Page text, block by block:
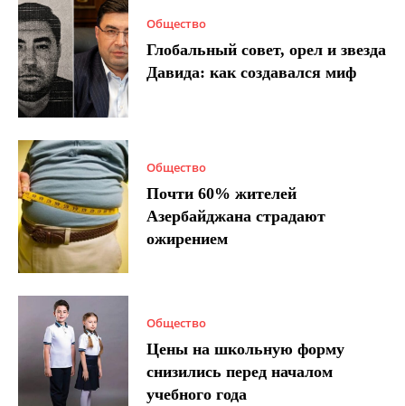
Общество
Глобальный совет, орел и звезда
Давида: как создавался миф
Общество
Почти 60% жителей
Азербайджана страдают
ожирением
Общество
Цены на школьную форму
снизились перед началом
учебного года